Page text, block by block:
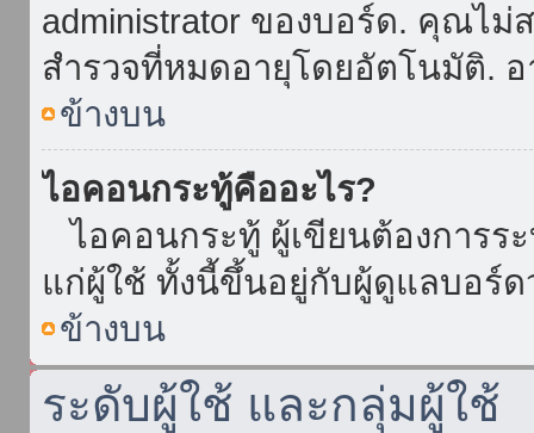
administrator ของบอร์ด. คุณไ
สำรวจที่หมดอายุโดยอัตโนมัติ.
ข้างบน
ไอคอนกระทู้คืออะไร?
ไอคอนกระทู้ ผู้เขียนต้องการร
แก่ผู้ใช้ ทั้งนี้ขึ้นอยู่กับผู้ดูแลบอร์
ข้างบน
ระดับผู้ใช้ และกลุ่มผู้ใช้